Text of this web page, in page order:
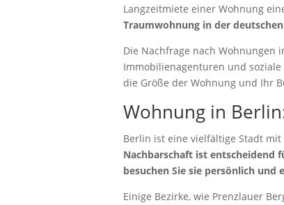
Langzeitmiete einer Wohnung
Traumwohnung in der
Die Nachfrage nach Wohnungen
Immobilienagenturen und
die Größe der Wohnung und Ihr
Wohnung in
Berlin ist eine vielfältige Stadt
Nachbarschaft ist entscheidend
besuchen Sie sie persönlich und
Einige Bezirke, wie Prenzlauer